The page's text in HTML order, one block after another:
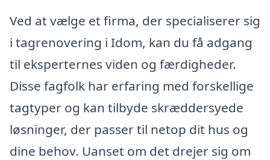
Ved at vælge et firma, der specialiserer sig
i tagrenovering i Idom, kan du få adgang
til eksperternes viden og færdigheder.
Disse fagfolk har erfaring med forskellige
tagtyper og kan tilbyde skræddersyede
løsninger, der passer til netop dit hus og
dine behov. Uanset om det drejer sig om